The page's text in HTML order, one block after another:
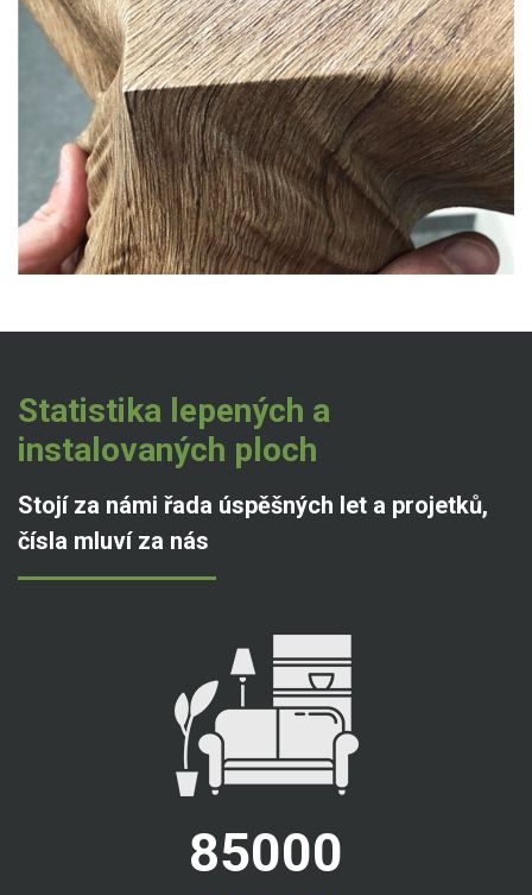
Statistika lepených a
instalovaných ploch
Stojí za námi řada úspěšných let a projetků,
čísla mluví za nás
85000